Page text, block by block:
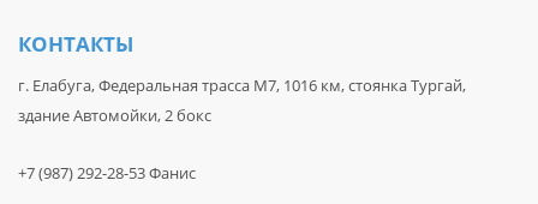
КОНТАКТЫ
г. Елабуга, Федеральная трасса М7, 1016 км, стоянка Тургай,
здание Автомойки, 2 бокс
+7 (987) 292-28-53 Фанис